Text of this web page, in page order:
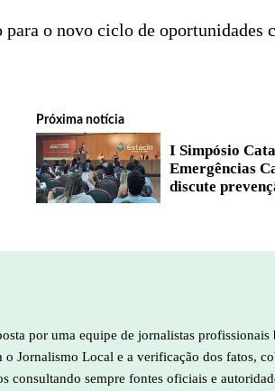
o novo ciclo de oportunidades
Próxima notícia
I Simpósio
Emergências
discute
por uma equipe de jornalistas profissionais
Jornalismo Local e a verificação dos fatos,
consultando sempre fontes oficiais e